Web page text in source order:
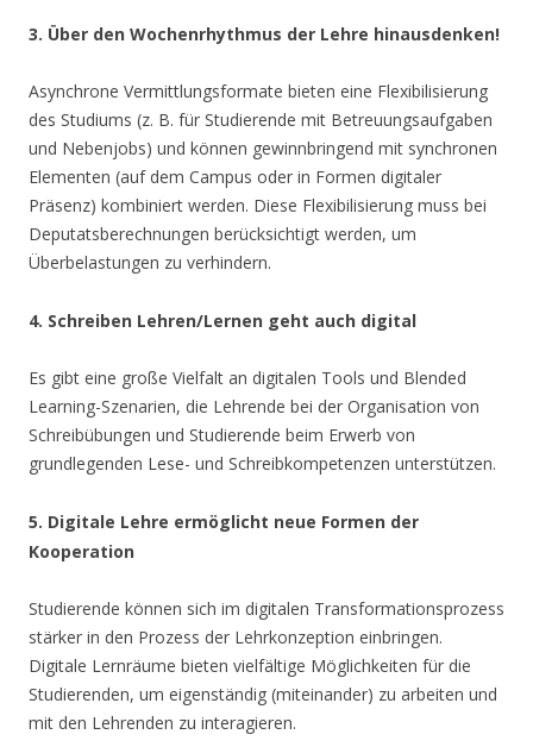
3. Über den Wochenrhythmus der Lehre hinausdenken!
Asynchrone Vermittlungsformate bieten eine Flexibilisierung
des Studiums (z. B. für Studierende mit Betreuungsaufgaben
und Nebenjobs) und können gewinnbringend mit synchronen
Elementen (auf dem Campus oder in Formen digitaler
Präsenz) kombiniert werden. Diese Flexibilisierung muss bei
Deputatsberechnungen berücksichtigt werden, um
Überbelastungen zu verhindern.
4. Schreiben Lehren/Lernen geht auch digital
Es gibt eine große Vielfalt an digitalen Tools und Blended
Learning-Szenarien, die Lehrende bei der Organisation von
Schreibübungen und Studierende beim Erwerb von
grundlegenden Lese- und Schreibkompetenzen unterstützen.
5. Digitale Lehre ermöglicht neue Formen der
Kooperation
Studierende können sich im digitalen Transformationsprozess
stärker in den Prozess der Lehrkonzeption einbringen.
Digitale Lernräume bieten vielfältige Möglichkeiten für die
Studierenden, um eigenständig (miteinander) zu arbeiten und
mit den Lehrenden zu interagieren.